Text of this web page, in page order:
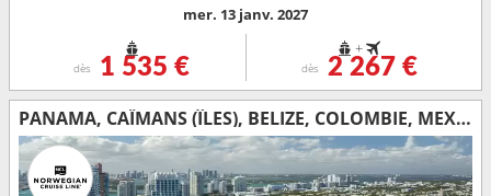
mer. 13 janv. 2027
dès 1 535 €
+
dès 2 267 €
PANAMA, CAÏMANS (ÎLES), BELIZE, COLOMBIE, MEXIQUE, ÉTATS-UNIS, COSTA RICA